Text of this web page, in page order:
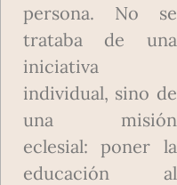
persona. No se
trataba de una
iniciativa
individual, sino de
una misión
eclesial: poner la
educación al